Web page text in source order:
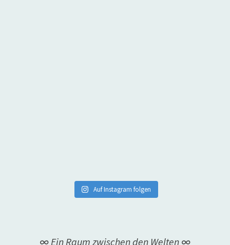
Auf Instagram folgen
∞ Ein Raum zwischen den Welten ∞